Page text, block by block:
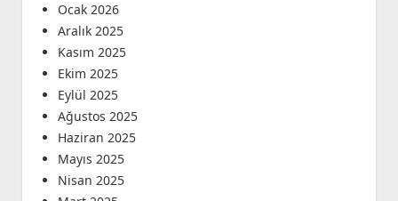
Ocak 2026
Aralık 2025
Kasım 2025
Ekim 2025
Eylül 2025
Ağustos 2025
Haziran 2025
Mayıs 2025
Nisan 2025